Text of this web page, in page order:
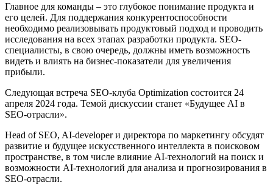
Главное для команды – это глубокое понимание продукта и
его целей. Для поддержания конкурентоспособности
необходимо реализовывать продуктовый подход и проводить
исследования на всех этапах разработки продукта. SEO-
специалисты, в свою очередь, должны иметь возможность
видеть и влиять на бизнес-показатели для увеличения
прибыли.
Следующая встреча SEO-клуба Optimization состоится 24
апреля 2024 года. Темой дискуссии станет «Будущее AI в
SEO-отрасли».
Head of SEO, AI-developer и директора по маркетингу обсудят
развитие и будущее искусственного интеллекта в поисковом
пространстве, в том числе влияние AI-технологий на поиск и
возможности AI-технологий для анализа и прогнозирования в
SEO-отрасли.